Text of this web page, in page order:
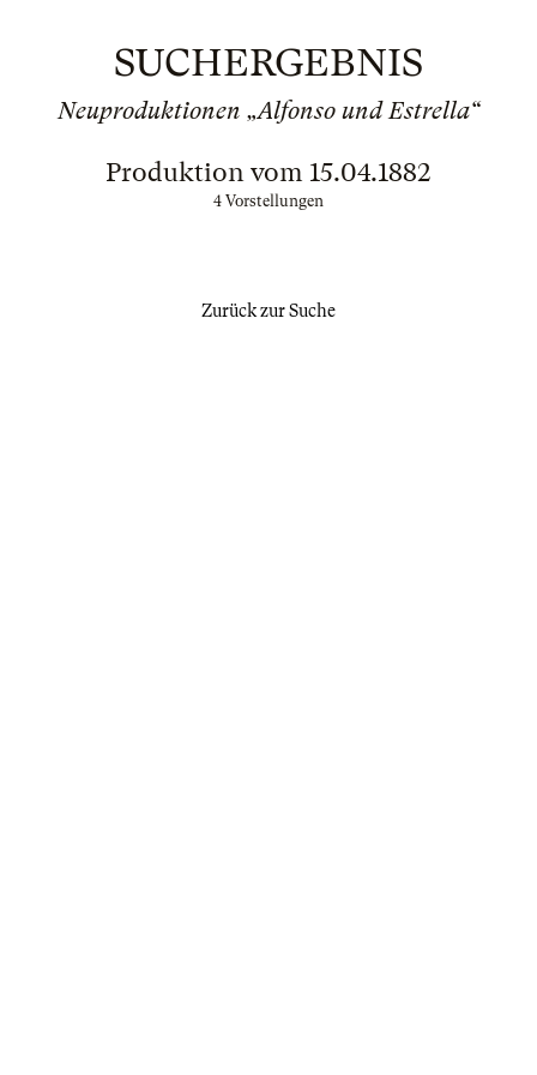
SUCHERGEBNIS
Neuproduktionen „Alfonso und Estrella“
Produktion vom 15.04.1882
4 Vorstellungen
Zurück zur Suche